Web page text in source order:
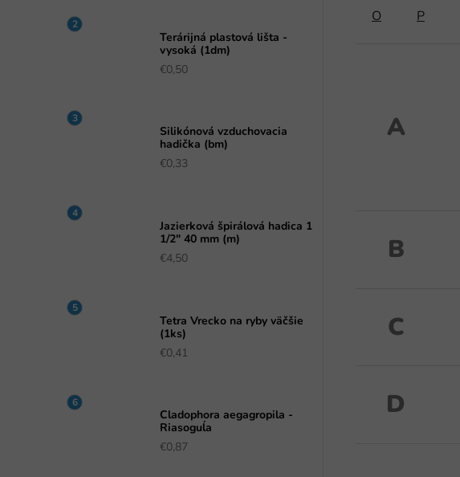
n
Terárijná plastová lišta -
vysoká (1dm)
€0,50
Silikónová vzduchovacia
hadička (bm)
€0,33
Jazierková špirálová hadica 1
1/2" 40 mm (m)
€4,50
Tetra Vrecko na ryby väčšie
(1ks)
€0,41
Cladophora aegagropila -
Riasoguĺa
€0,87
O P
A
B
C
D